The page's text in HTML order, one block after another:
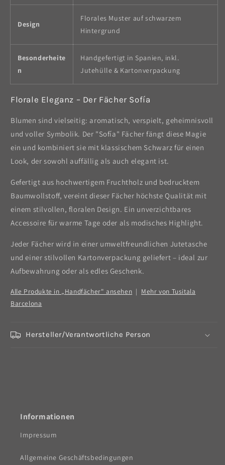
Design
Florales Muster auf schwarzem
Hintergrund
Besonderheite
n
Handgefertigt in Spanien, inkl.
Jutehülle & Kartonverpackung
Florale Eleganz – Der Fächer Sofía
Blumen sind vielseitig: aromatisch, verspielt, geheimnisvoll
und voller Symbolik. Der "Sofía" Fächer fängt diese Magie
ein und kombiniert sie mit klassischem Schwarz für einen
Look, der sowohl auffällig als auch elegant ist.
Gefertigt aus hochwertigem Fruchtholz und bedrucktem
Baumwollstoff, vereint dieser Fächer höchste Qualität mit
einem stilvollen, floralen Design. Ein unverzichtbares
Accessoire für warme Tage oder als modisches Highlight.
Jeder Fächer wird in einer umweltfreundlichen Jutetasche
und einer stilvollen Kartonverpackung geliefert – ideal zur
Aufbewahrung oder als edles Geschenk.
Alle Produkte in „Handfächer" ansehen | Mehr von Tusitala
Barcelona
Hersteller/Verantwortliche Person
Informationen
Impressum
Allgemeine Geschäftsbedingungen